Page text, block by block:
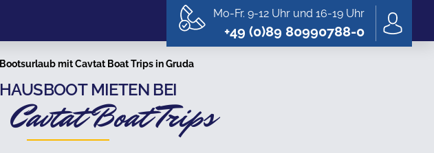
Mo-Fr. 9-12 Uhr und 16-19 Uhr
+49 (0)89 80990788-0
Bootsurlaub mit Cavtat Boat Trips in Gruda
HAUSBOOT MIETEN BEI
Cavtat Boat Trips